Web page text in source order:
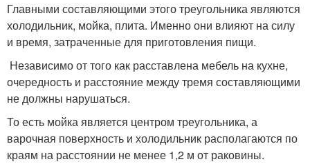
Главными составляющими этого треугольника являются
холодильник, мойка, плита. Именно они влияют на силу
и время, затраченные для приготовления пищи.
Независимо от того как расставлена мебель на кухне,
очередность и расстояние между тремя составляющими
не должны нарушаться.
То есть мойка является центром треугольника, а
варочная поверхность и холодильник располагаются по
краям на расстоянии не менее 1,2 м от раковины.